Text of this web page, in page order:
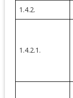
1.4.2.
1.4.2.1.